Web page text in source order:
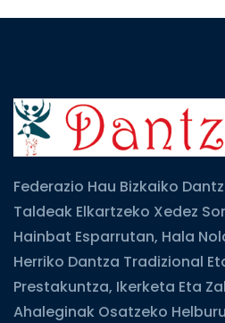
Federazio Hau Bizkaiko
Taldeak Elkartzeko Xedez
Hainbat Esparrutan, Hala
Herriko Dantza Tradizional
Prestakuntza, Ikerketa Eta
Ahaleginak Osatzeko